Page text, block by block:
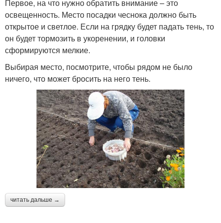
Советы по посадке Розы до посадки
Первое, на что нужно обратить внимание – это
освещенность. Место посадки чеснока должно быть
открытое и светлое. Если на грядку будет падать тень, то
он будет тормозить в укоренении, и головки
сформируются мелкие.
Выбирая место, посмотрите, чтобы рядом не было
ничего, что может бросить на него тень.
читать дальше →